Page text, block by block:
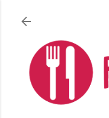
Accéder